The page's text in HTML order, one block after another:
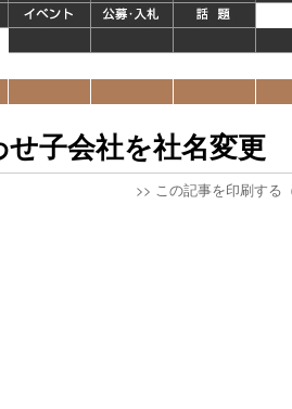
子会社を社名変更
>> この記事を印刷する